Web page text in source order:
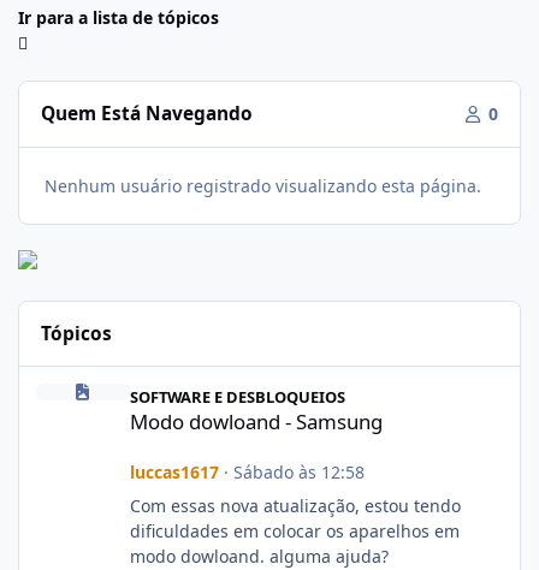
Ir para a lista de tópicos
Quem Está Navegando 0
Nenhum usuário registrado visualizando esta página.
Tópicos
Modo dowloand - Samsung
SOFTWARE E DESBLOQUEIOS
Modo dowloand - Samsung
luccas1617· Sábado às 12:58
Com essas nova atualização, estou tendo
dificuldades em colocar os aparelhos em
modo dowloand. alguma ajuda?